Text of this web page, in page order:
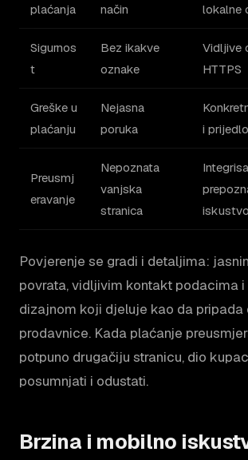
plaćanja
način
lokalne
Sigurnos
t
Bez ikakve
oznake
Vidljive
HTTPS
Greške u
plaćanju
Nejasna
poruka
i
Preusmj
eravanje
Nepoznata
vanjska
stranica
iskustvo
Povjerenje se gradi i detaljima:
povrata, vidljivim kontakt podacima
dizajnom koji djeluje kao da pripada
prodavnice. Kada plaćanje
potpuno drugačiju stranicu, dio
posumnjati i odustati.
Brzina i mobilno